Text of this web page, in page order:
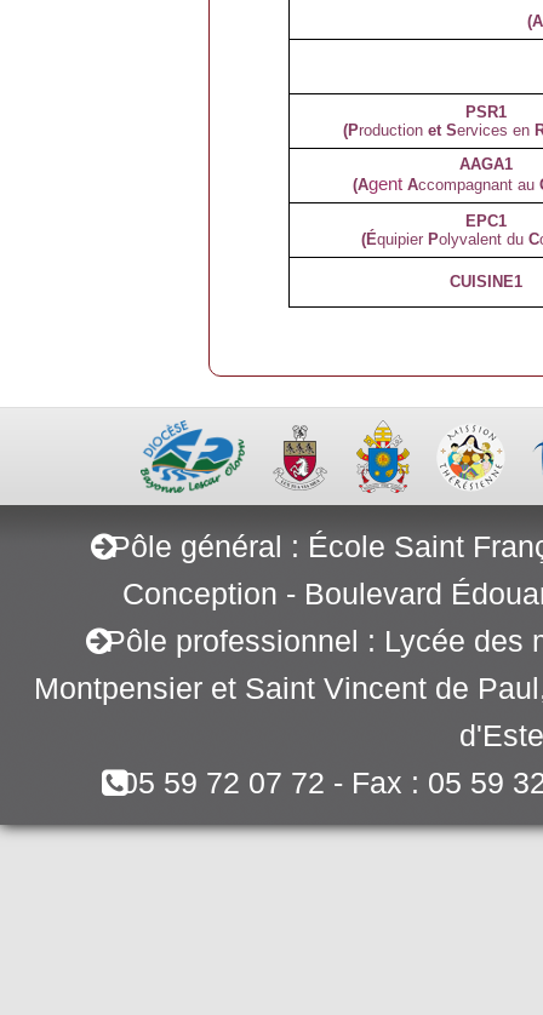
(A
PSR1
(Production et Services en
AAGA1
(AgentAccompagnant au
EPC1
(Équipier Polyvalent du C
CUISINE1
Pôle général : École Saint
Conception - Boulevard
Pôle professionnel : Lycée des
Montpensier et Saint Vincent de
05 59 72 07 72 - Fax : 05 59